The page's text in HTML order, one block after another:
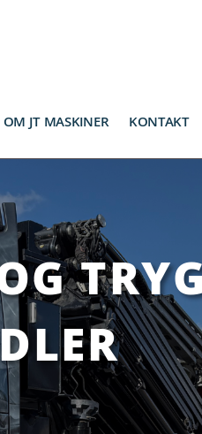
OM JT MASKINER KONTAKT